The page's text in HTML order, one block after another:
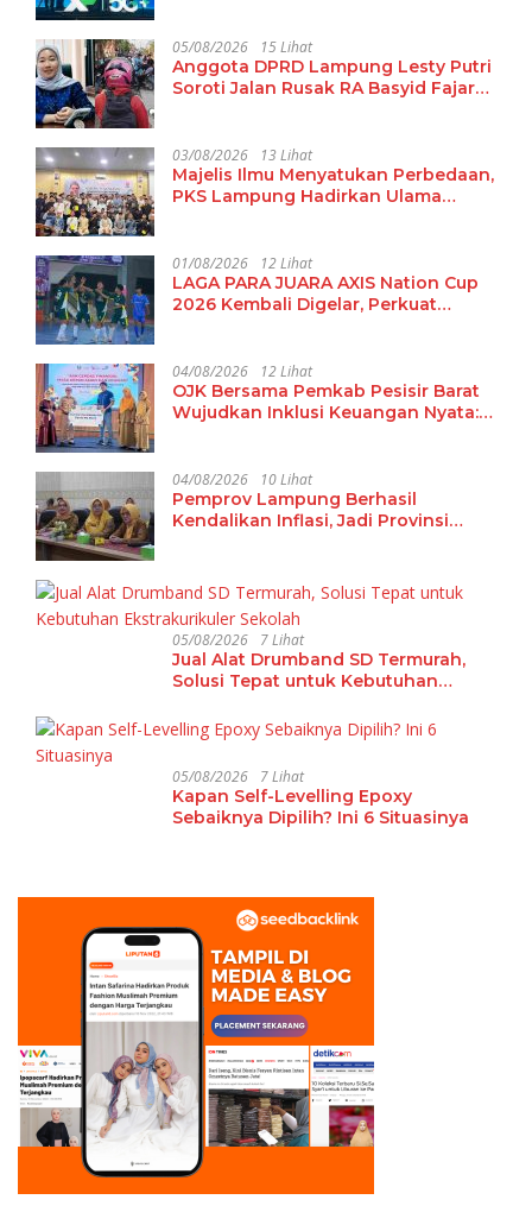
05/08/2026 15 Lihat
Anggota DPRD Lampung Lesty Putri
Soroti Jalan Rusak RA Basyid Fajar
03/08/2026 13 Lihat
Majelis Ilmu Menyatukan Perbedaan,
PKS Lampung Hadirkan Ulama
01/08/2026 12 Lihat
LAGA PARA JUARA AXIS Nation Cup
2026 Kembali Digelar, Perkuat
04/08/2026 12 Lihat
OJK Bersama Pemkab Pesisir Barat
Wujudkan Inklusi Keuangan Nyata:
04/08/2026 10 Lihat
Pemprov Lampung Berhasil
Kendalikan Inflasi, Jadi Provinsi
05/08/2026 7 Lihat
Jual Alat Drumband SD Termurah,
Solusi Tepat untuk Kebutuhan
05/08/2026 7 Lihat
Kapan Self-Levelling Epoxy
Sebaiknya Dipilih? Ini 6 Situasinya